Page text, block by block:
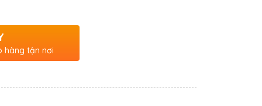
hàng tận nơi